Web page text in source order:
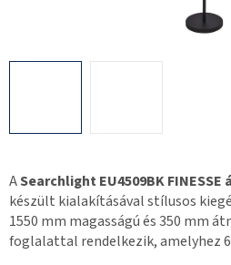
ASearchlight EU4509BK
készült kialakításával stílusos
1550 mm magasságú és 350 mm
foglalattal rendelkezik, amelyhez